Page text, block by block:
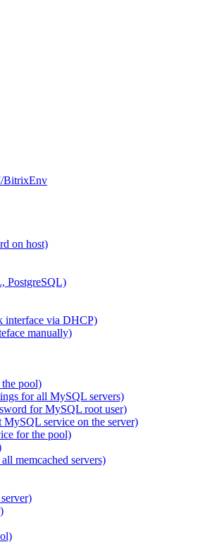
BitrixEnv
on host)
PostgreSQL)
interface via DHCP)
manually)
pool)
for all MySQL servers)
for MySQL root user)
service on the server)
for the pool)
memcached servers)